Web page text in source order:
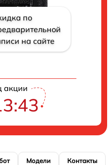
по
на сайте
акции
Модели Контакты